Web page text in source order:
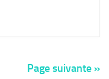
Page suivante »